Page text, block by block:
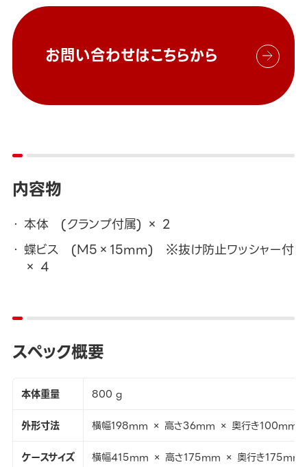
お問い合わせはこちらから
内容物
本体 (クランプ付属) × 2
蝶ビス (M5×15mm) ※抜け防止ワッシャー付
× 4
スペック概要
本体重量
800 g
外形寸法
横幅198mm × 高さ36mm × 奥行き100mm
ケースサイズ
横幅415mm × 高さ175mm × 奥行き175mm